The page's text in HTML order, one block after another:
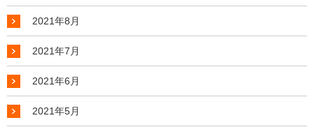
2021年8月
2021年7月
2021年6月
2021年5月